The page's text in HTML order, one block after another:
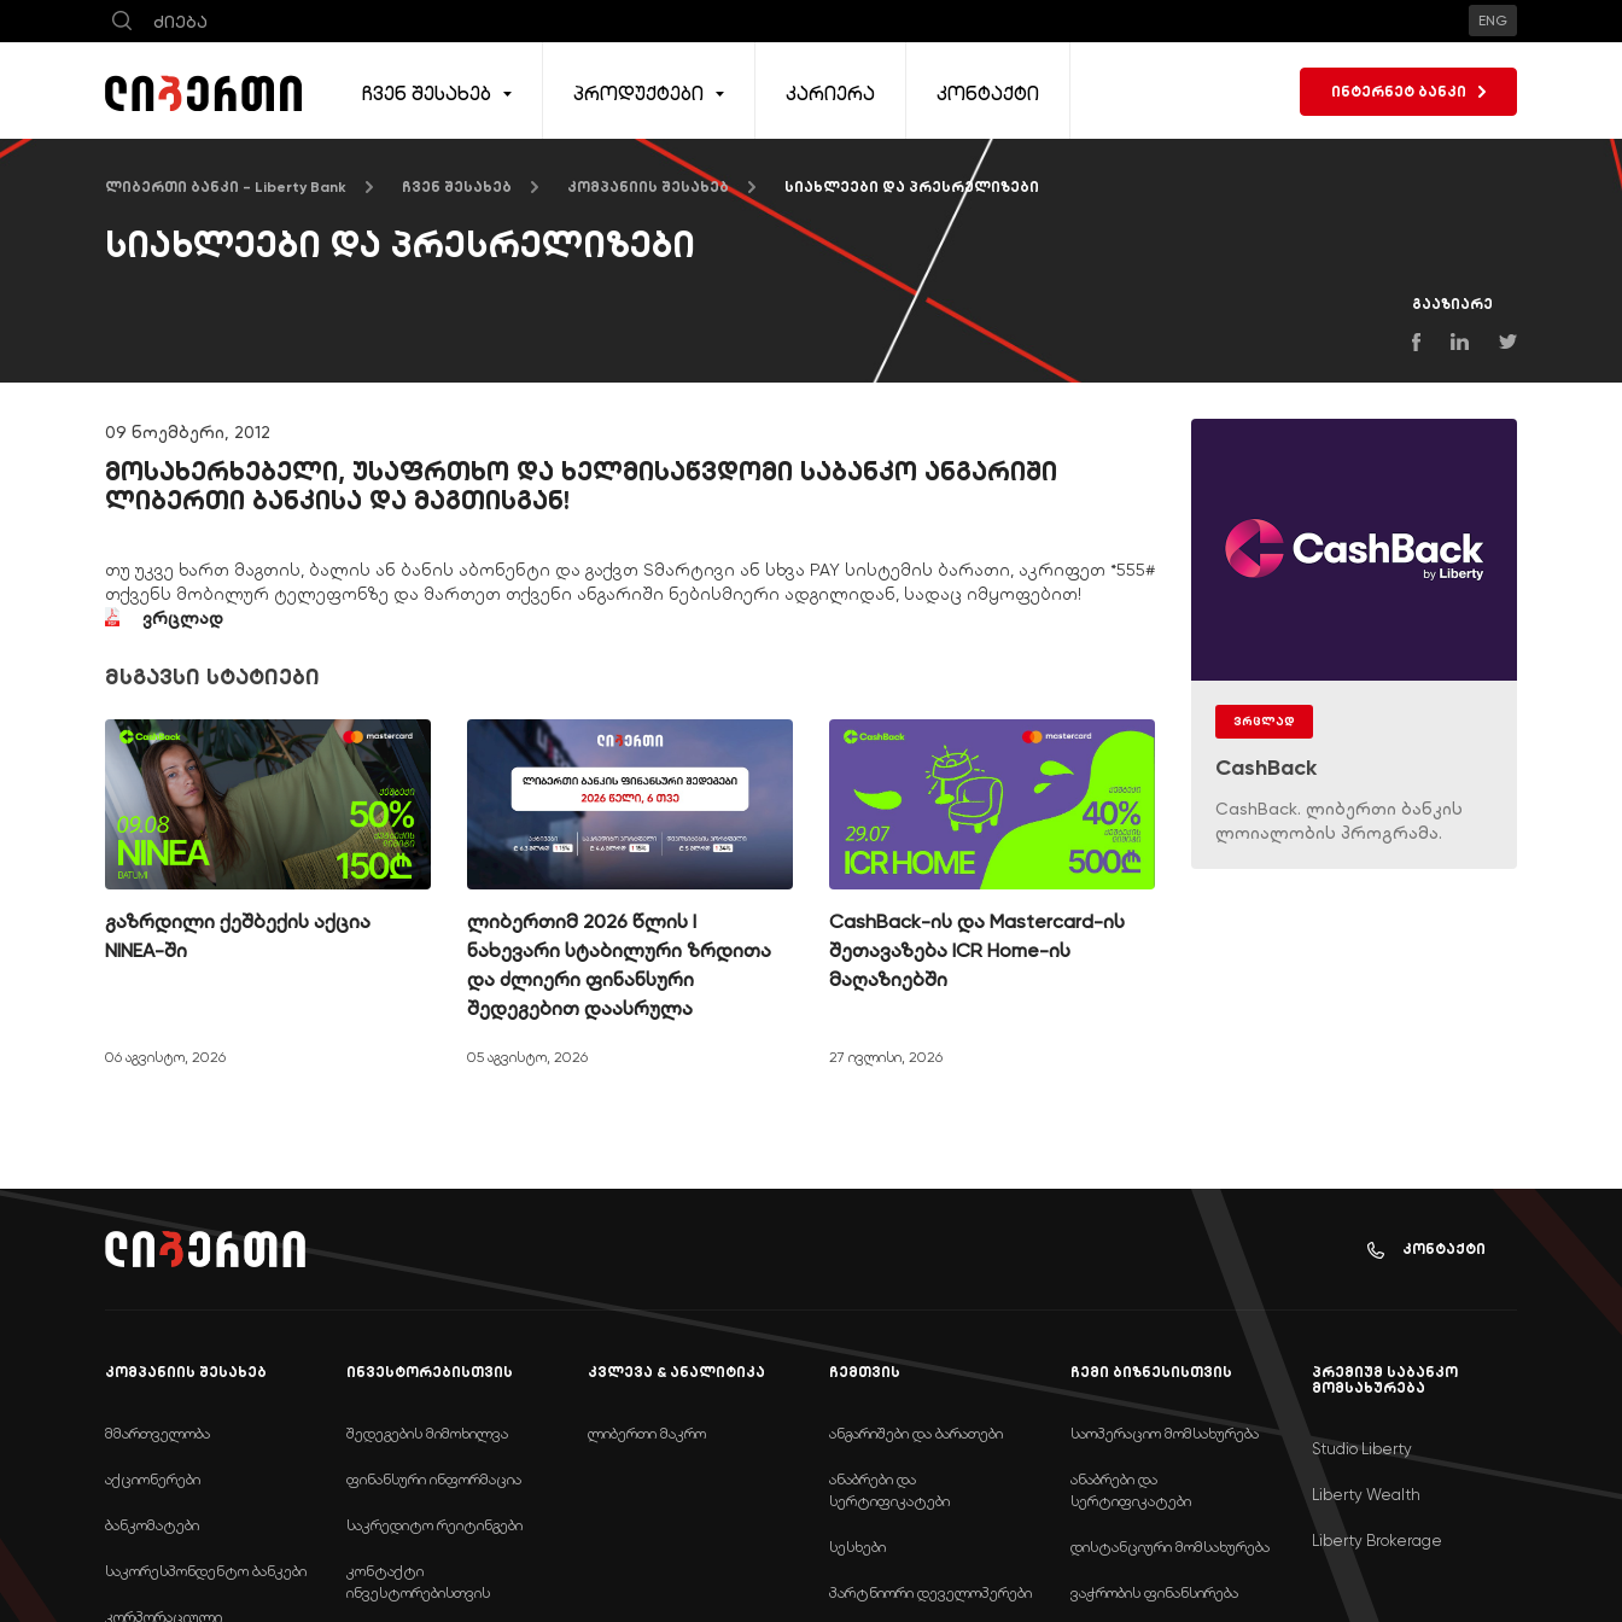
ENG
ჩვენ შესახებ პროდუქტები კარიერა კონტაქტი ინტერნეტ ბანკი
ლიბერთი ბანკი - Liberty Bank ჩვენ შესახებ კომპანიის შესახებ სიახლეები და პრესრელიზები
სიახლეები და პრესრელიზები
გააზიარე
09 ნოემბერი, 2012
მოსახერხებელი, უსაფრთხო და ხელმისაწვდომი საბანკო ანგარიში
ლიბერთი ბანკისა და მაგთისგან!
თუ უკვე ხართ მაგთის, ბალის ან ბანის აბონენტი და გაქვთ Sმარტივი ან სხვა PAY სისტემის ბარათი, აკრიფეთ *555#
თქვენს მობილურ ტელეფონზე და მართეთ თქვენი ანგარიში ნებისმიერი ადგილიდან, სადაც იმყოფებით!
ვრცლად
მსგავსი სტატიები
გაზრდილი ქეშბექის აქცია
NINEA-ში
06 აგვისტო, 2026
ლიბერთიმ 2026 წლის I
ნახევარი სტაბილური ზრდითა
და ძლიერი ფინანსური
შედეგებით დაასრულა
05 აგვისტო, 2026
CashBack-ის და Mastercard-ის
შეთავაზება ICR Home-ის
მაღაზიებში
27 ივლისი, 2026
ვრცლად
CashBack
CashBack. ლიბერთი ბანკის
ლოიალობის პროგრამა.
კონტაქტი
კომპანიის შესახებ
მმართველობა
აქციონერები
ბანკომატები
საკორესპონდენტო ბანკები
კორპორაციული
ინვესტორებისთვის
შედეგების მიმოხილვა
ფინანსური ინფორმაცია
საკრედიტო რეიტინგები
კონტაქტი
ინვესტორებისთვის
კვლევა & ანალიტიკა
ლიბერთი მაკრო
ჩემთვის
ანგარიშები და ბარათები
ანაბრები და
სერტიფიკატები
სესხები
პარტნიორი დეველოპერები
ჩემი ბიზნესისთვის
საოპერაციო მომსახურება
ანაბრები და
სერტიფიკატები
დისტანციური მომსახურება
ვაჭრობის ფინანსირება
პრემიუმ საბანკო
მომსახურება
Studio Liberty
Liberty Wealth
Liberty Brokerage